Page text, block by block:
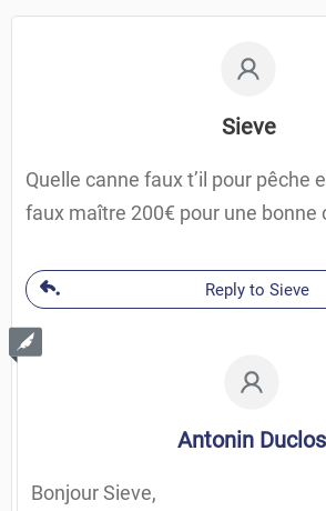
Sieve
Quelle canne faux t’il pour pêche
faux maître 200€ pour une bonne
Reply to Sieve
Antonin Duclos
Bonjour Sieve,